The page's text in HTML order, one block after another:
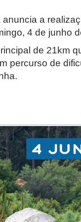
a
4 de junho
de 21km
percurso de